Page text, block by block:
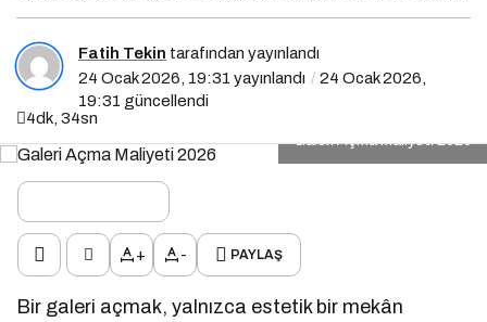
Fatih Tekin tarafından yayınlandı
24 Ocak 2026, 19:31 yayınlandı
24 Ocak 2026,
19:31 güncellendi
4dk, 34sn
Galeri Açma Maliyeti 2026
+ - PAYLAŞ
Bir galeri açmak, yalnızca estetik bir mekân